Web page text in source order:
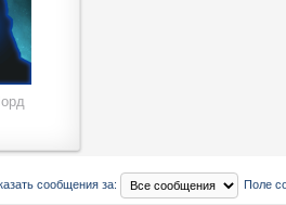
сообщения за: Поле